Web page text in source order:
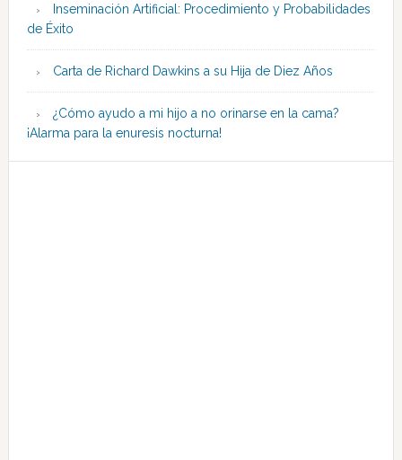
Inseminación Artificial: Procedimiento y Probabilidades
de Éxito
Carta de Richard Dawkins a su Hija de Diez Años
¿Cómo ayudo a mi hijo a no orinarse en la cama?
¡Alarma para la enuresis nocturna!